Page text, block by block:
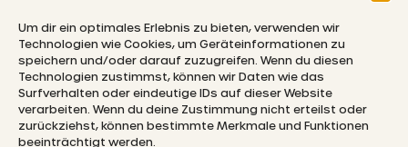
Um dir ein optimales Erlebnis zu bieten, verwenden wir
Technologien wie Cookies, um Geräteinformationen zu
speichern und/oder darauf zuzugreifen. Wenn du diesen
Technologien zustimmst, können wir Daten wie das
Surfverhalten oder eindeutige IDs auf dieser Website
verarbeiten. Wenn du deine Zustimmung nicht erteilst oder
zurückziehst, können bestimmte Merkmale und Funktionen
beeinträchtigt werden.
L-5330 Moutfort
E-MAIL